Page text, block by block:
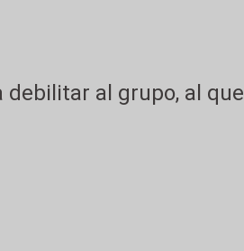
debilitar al grupo, al que